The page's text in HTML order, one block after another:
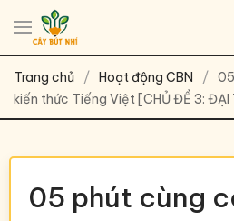
Trang chủ Hoạt động CBN
kiến thức Tiếng Việt [CHỦ ĐỀ 3: ĐẠI
05 phút cùng